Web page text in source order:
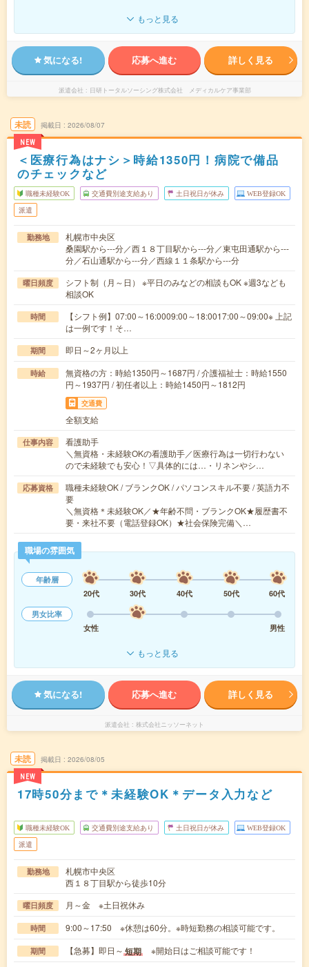
もっと見る
気になる! 応募へ進む 詳しく見る
派遣会社 日研トータルソーシング株式会社 メディカルケア事業部
未読
NEW
掲載日 2026/08/07
＜医療行為はナシ＞時給1350円！病院で備品
のチェックなど
職種未経験OK 交通費別途支給あり 土日祝日が休み WEB登録OK
派遣
勤務地
札幌市中央区
桑園駅から---分／西１８丁目駅から---分／東屯田通駅から---
分／石山通駅から---分／西線１１条駅から---分
曜日頻度
シフト制（月～日） ※平日のみなどの相談もOK ※週3なども
相談OK
時間
【シフト例】07:00～16:0009:00～18:0017:00～09:00※ 上記
は一例です！そ…
期間 即日～2ヶ月以上
時給
無資格の方：時給1350円～1687円 / 介護福祉士：時給1550
円～1937円 / 初任者以上：時給1450円～1812円
交通費
全額支給
仕事内容
看護助手
＼無資格・未経験OKの看護助手／医療行為は一切行わない
ので未経験でも安心！▽具体的には…・リネンやシ…
応募資格
職種未経験OK / ブランクOK / パソコンスキル不要 / 英語力不
要
＼無資格＊未経験OK／★年齢不問・ブランクOK★履歴書不
要・来社不要（電話登録OK）★社会保険完備＼…
職場の雰囲気
年齢層
20代
30代 40代 50代
60代
男女比率
女性
男性
もっと見る
気になる! 応募へ進む 詳しく見る
派遣会社 株式会社ニッソーネット
未読
NEW
掲載日 2026/08/05
17時50分まで＊未経験OK＊データ入力など
職種未経験OK 交通費別途支給あり 土日祝日が休み WEB登録OK
派遣
勤務地
札幌市中央区
西１８丁目駅から徒歩10分
曜日頻度 月～金 ※土日祝休み
時間 9:00～17:50 ※休憩は60分。※時短勤務の相談可能です。
期間 【急募】即日～ 短期 ※開始日はご相談可能です！